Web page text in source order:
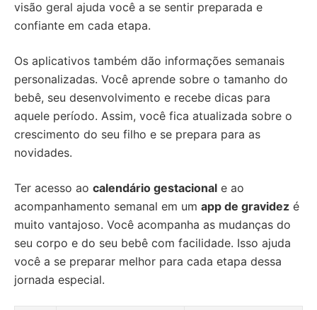
visão geral ajuda você a se sentir preparada e
confiante em cada etapa.
Os aplicativos também dão informações semanais
personalizadas. Você aprende sobre o tamanho do
bebê, seu desenvolvimento e recebe dicas para
aquele período. Assim, você fica atualizada sobre o
crescimento do seu filho e se prepara para as
novidades.
Ter acesso ao calendário gestacional e ao
acompanhamento semanal em um app de gravidez é
muito vantajoso. Você acompanha as mudanças do
seu corpo e do seu bebê com facilidade. Isso ajuda
você a se preparar melhor para cada etapa dessa
jornada especial.